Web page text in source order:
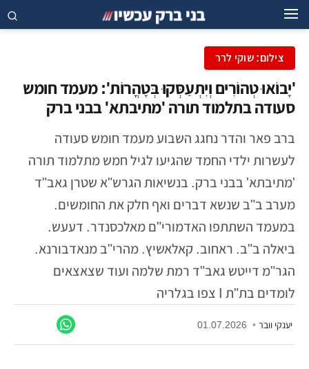
צילום: שוקי לרר
'יָבוֹאוּ טְהוֹרִים וְיִתְעַסְּקוּ בְּטָהֳרוֹת': מעמד חומש
סעודה בתלמוד תורה 'מתיבתא' בבני ברק
ברב פאר והדר נחגג השבוע מעמד חומש סעודה
לעשרות ילדי החמד שהגיעו לגיל חמש מתלמוד תורה
'מתיבתא' בבני ברק. בנשיאות הגרש"א שטרן גאב"ד
מערב ב"ב שנשא דברים ואף חלק את החומשים.
במעמד השתתפו האדמורי"ם מאלכסנדר. דעעש.
ביאלה ב"ב. ראחוב. קאלאשיץ. מהרי"ב מנאדבורנא.
הגר"מ דייטש גאב"ד רמת שלמה ועוד שצאצאים
לומדים בת"ת I צפו בגלריה
יענקי וובר •
01.07.2026